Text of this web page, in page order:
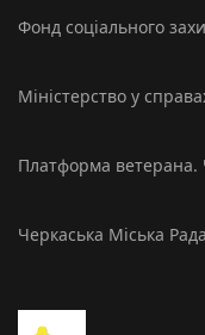
Фонд соціального
Міністерство у
Платформа ветерана.
Черкаська Міська Рада